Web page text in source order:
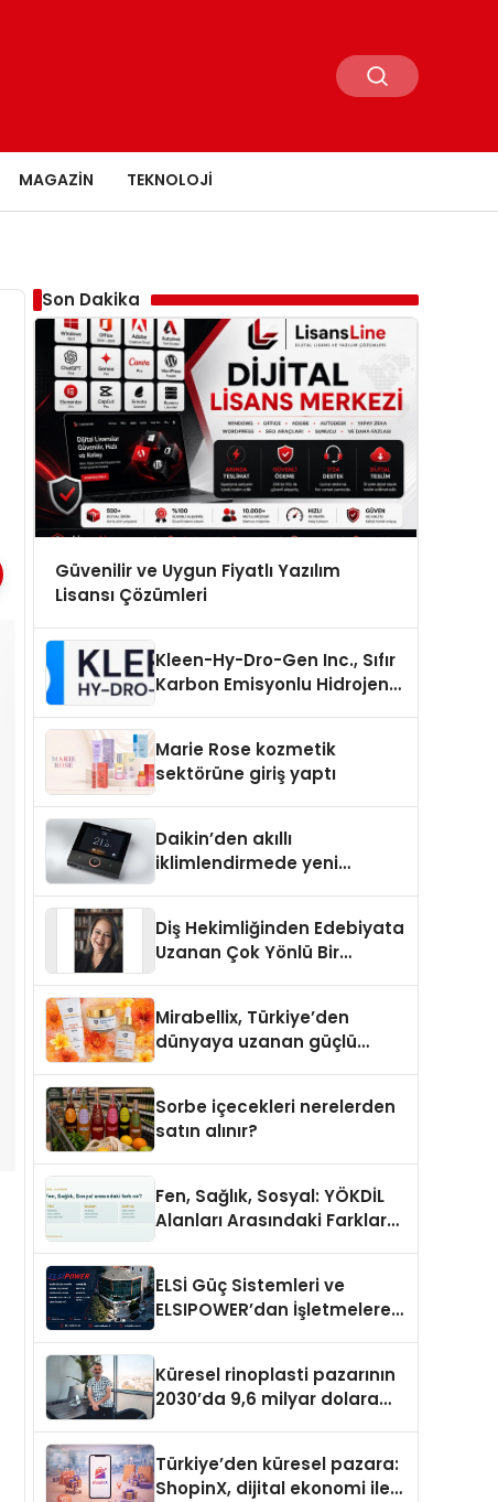
MAGAZIN TEKNOLOJI
Son Dakika
Güvenilir ve Uygun Fiyatlı Yazılım
Lisansı Çözümleri
Kleen-Hy-Dro-Gen Inc., Sıfır
Karbon Emisyonlu Hidrojen
Aldı
Marie Rose kozmetik
sektörüne giriş yaptı
Daikin’den akıllı
iklimlendirmede yeni
Diş Hekimliğinden Edebiyata
Uzanan Çok Yönlü Bir
Mirabellix, Türkiye’den
dünyaya uzanan güçlü
Sorbe içecekleri nerelerden
satın alınır?
Fen, Sağlık, Sosyal: YÖKDİL
Alanları Arasındaki Farklar
ELSİ Güç Sistemleri ve
ELSIPOWER’dan İşletmelere
Küresel rinoplasti pazarının
2030’da 9,6 milyar dolara
Türkiye’den küresel pazara:
ShopinX, dijital ekonomi ile